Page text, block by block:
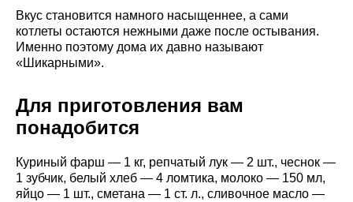
Вкус становится намного насыщеннее, а сами
котлеты остаются нежными даже после остывания.
Именно поэтому дома их давно называют
«Шикарными».
Для приготовления вам
понадобится
Куриный фарш — 1 кг, репчатый лук — 2 шт., чеснок —
1 зубчик, белый хлеб — 4 ломтика, молоко — 150 мл,
яйцо — 1 шт., сметана — 1 ст. л., сливочное масло —